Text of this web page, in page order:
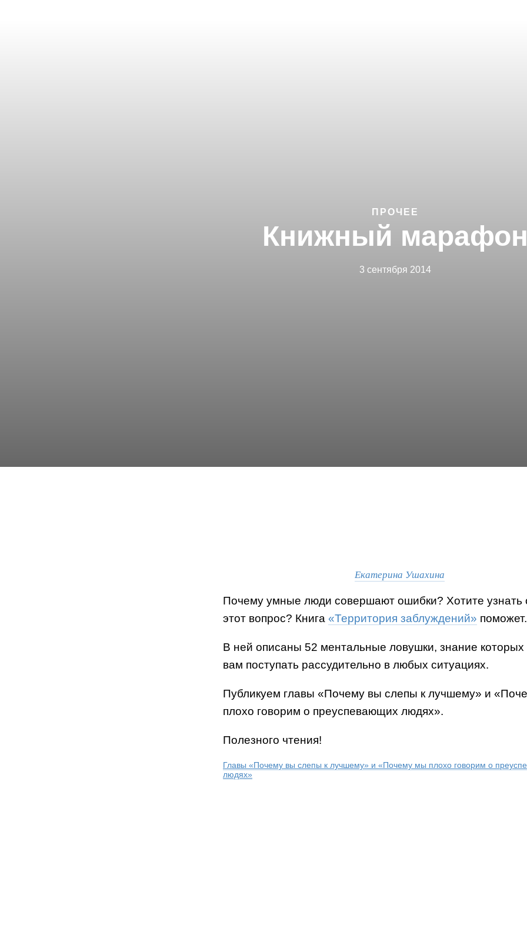
ПРОЧЕЕ
Книжный
3 сентября 2014
Екатерина Ушахина
Почему умные люди совершают ошибки? Хотите узнать
этот вопрос? Книга «Территория заблуждений» поможет.
В ней описаны 52 ментальные ловушки, знание
вам поступать рассудительно в любых ситуациях.
Публикуем главы «Почему вы слепы к лучшему» и
плохо говорим о преуспевающих людях».
Полезного чтения!
Главы «Почему вы слепы к лучшему» и «Почему мы плохо говорим о
людях»